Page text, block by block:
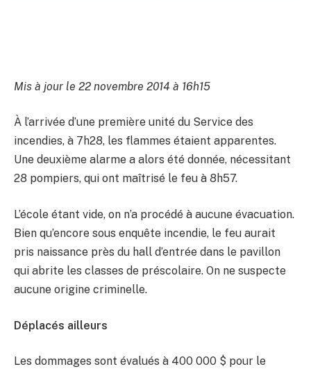
Mis à jour le 22 novembre 2014 à 16h15
À l’arrivée d’une première unité du Service des
incendies, à 7h28, les flammes étaient apparentes.
Une deuxième alarme a alors été donnée, nécessitant
28 pompiers, qui ont maîtrisé le feu à 8h57.
L’école étant vide, on n’a procédé à aucune évacuation.
Bien qu’encore sous enquête incendie, le feu aurait
pris naissance près du hall d’entrée dans le pavillon
qui abrite les classes de préscolaire. On ne suspecte
aucune origine criminelle.
Déplacés ailleurs
Les dommages sont évalués à 400 000 $ pour le